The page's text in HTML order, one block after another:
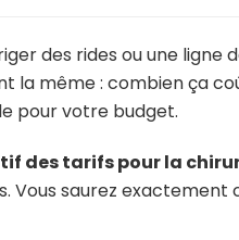
des rides ou une ligne
la même : combien ça
pour votre budget.
des tarifs pour la
Vous saurez exactement